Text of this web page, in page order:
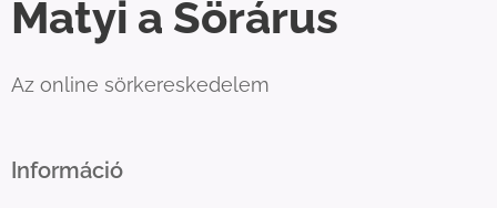
Matyi a Sörárus
Az online sörkereskedelem
Információ